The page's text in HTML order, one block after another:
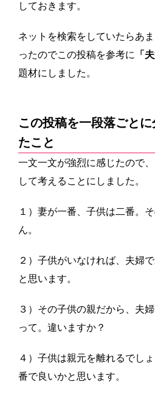
しておきます。
ネットを検索をしていたらあ
ったのでこの投稿を参考に
「
題材にしました。
この投稿を一段落ごと
たこと
一文一文が強烈に感じたので
して考えることにしました。
１）妻が一番、子供は二番。
ん。
２）子供がいなければ、夫婦
と思います。
３）その子供の親だから、夫
って。違いますか？
４）子供は親元を離れるでし
番で良いかと思います。